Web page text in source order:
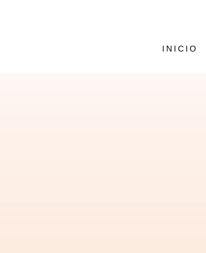
INICIO